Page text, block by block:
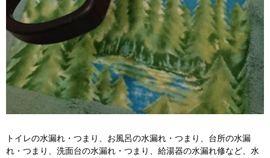
トイレの水漏れ・つまり、お風呂の水漏れ・つまり、台所の水漏
れ・つまり、洗面台の水漏れ・つまり、給湯器の水漏れ修など、水